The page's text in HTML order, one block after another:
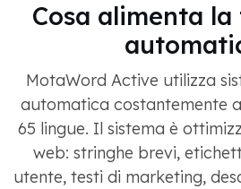
Cosa alimenta
MotaWord Active utilizza
automatica costantemente
65 lingue. Il sistema è
web: stringhe brevi,
utente, testi di marketing,